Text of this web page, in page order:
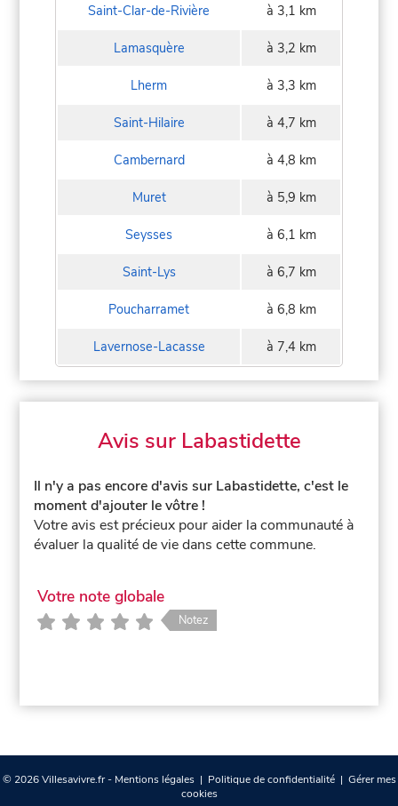
Saint-Clar-de-Rivière à 3,1 km
Lamasquère à 3,2 km
Lherm à 3,3 km
Saint-Hilaire à 4,7 km
Cambernard à 4,8 km
Muret à 5,9 km
Seysses à 6,1 km
Saint-Lys à 6,7 km
Poucharramet à 6,8 km
Lavernose-Lacasse à 7,4 km
Avis sur Labastidette
Il n'y a pas encore d'avis sur Labastidette, c'est le
moment d'ajouter le vôtre !
Votre avis est précieux pour aider la communauté à
évaluer la qualité de vie dans cette commune.
Votre note globale
Notez
© 2026 Villesavivre.fr - Mentions légales| Politique de confidentialité| Gérer mes
cookies